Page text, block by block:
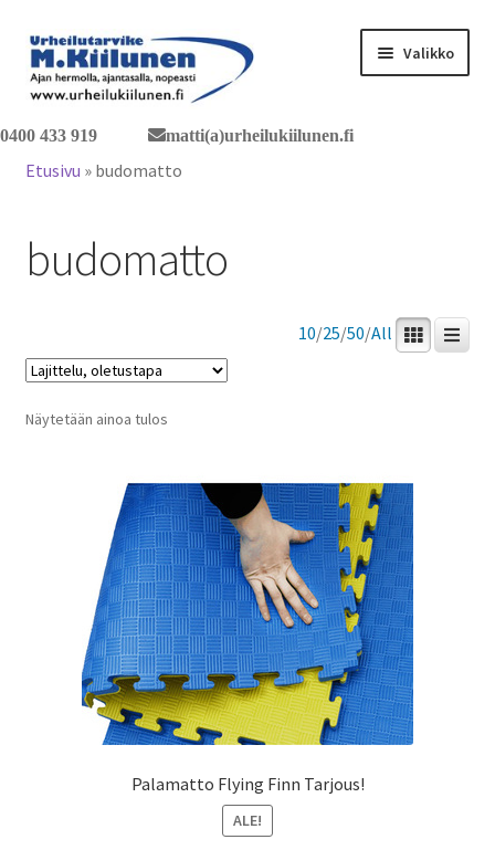
0400 433 919 matti(a)urheilukiilunen.fi
Siirry
navigointiin
Siirry
sisältöön
Valikko
Tervetuloa verkkokauppaan
Yhteystiedot
Etusivu » budomatto
budomatto
10/25/50/All
Näytetään ainoa tulos
Palamatto Flying Finn Tarjous!
ALE!